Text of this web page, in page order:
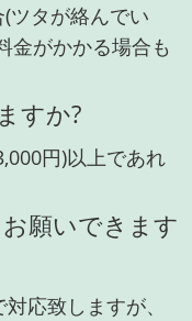
ツタが絡んでい
金がかかる場合も
すか?
円)以上であれ
願いできます
応致しますが、